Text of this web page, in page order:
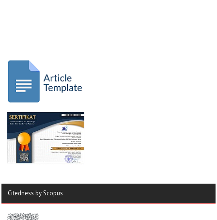
Citedness by Scopus